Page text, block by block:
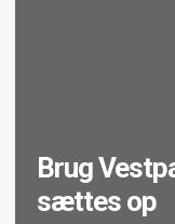
Brug
sættes op